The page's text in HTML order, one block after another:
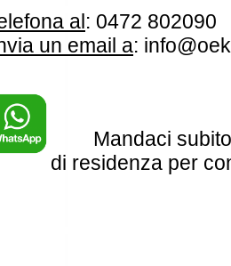
al: 0472
un email a:
Mandaci subito
di residenza per